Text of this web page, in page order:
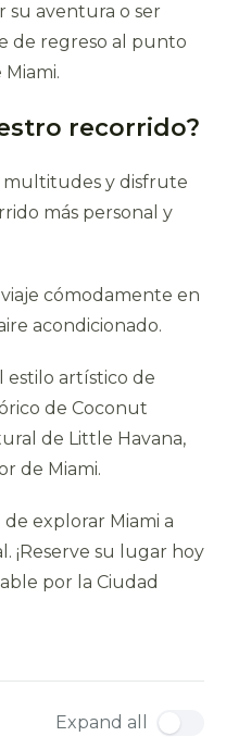
su aventura o ser
de regreso al punto
recorrido?
multitudes y disfrute
más personal y
cómodamente en
acondicionado.
estilo artístico de
de Coconut
de Little Havana,
de Miami.
explorar Miami a
¡Reserve su lugar hoy
por la Ciudad
Expand all